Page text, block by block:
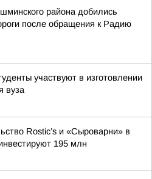
района добились
после обращения к Радию
участвуют в изготовлении
вуза
Rostic’s и «Сыроварни» в
195 млн